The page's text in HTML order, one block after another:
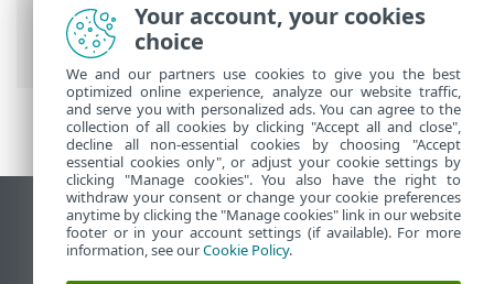
>是否支持您的 ESET 应用程序？> 应用
程序表格说明
查看桌面站点
End of Life
Your account, your cookies
choice
We and our partners use cookies to give you the best
optimized online experience, analyze our website traffic,
and serve you with personalized ads. You can agree to the
collection of all cookies by clicking "Accept all and close",
decline all non-essential cookies by choosing "Accept
essential cookies only", or adjust your cookie settings by
clicking "Manage cookies". You also have the right to
withdraw your consent or change your cookie preferences
anytime by clicking the "Manage cookies" link in our website
footer or in your account settings (if available). For more
information, see ourCookie Policy.